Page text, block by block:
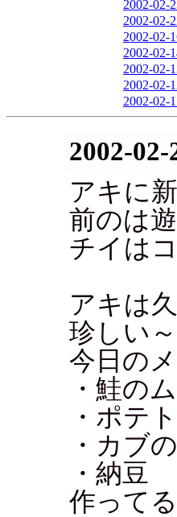
2002-02-
2002-02-
2002-02-
2002-02-
2002-02-
2002-02-
2002-02-
2002-
アキに
前のは
チイは
アキは
珍しい～
今日の
・鮭の
・ポテ
・カブ
・納豆
作って